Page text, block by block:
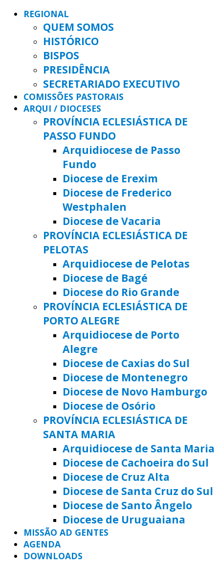
REGIONAL
QUEM SOMOS
HISTÓRICO
BISPOS
PRESIDÊNCIA
SECRETARIADO EXECUTIVO
COMISSÕES PASTORAIS
ARQUI / DIOCESES
PROVÍNCIA ECLESIÁSTICA DE
PASSO FUNDO
Arquidiocese de Passo
Fundo
Diocese de Erexim
Diocese de Frederico
Westphalen
Diocese de Vacaria
PROVÍNCIA ECLESIÁSTICA DE
PELOTAS
Arquidiocese de Pelotas
Diocese de Bagé
Diocese do Rio Grande
PROVÍNCIA ECLESIÁSTICA DE
PORTO ALEGRE
Arquidiocese de Porto
Alegre
Diocese de Caxias do Sul
Diocese de Montenegro
Diocese de Novo Hamburgo
Diocese de Osório
PROVÍNCIA ECLESIÁSTICA DE
SANTA MARIA
Arquidiocese de Santa Maria
Diocese de Cachoeira do Sul
Diocese de Cruz Alta
Diocese de Santa Cruz do Sul
Diocese de Santo Ângelo
Diocese de Uruguaiana
MISSÃO AD GENTES
AGENDA
DOWNLOADS